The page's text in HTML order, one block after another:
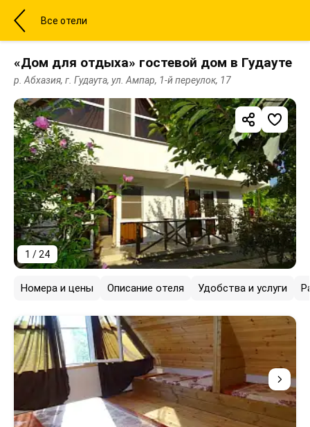
Все отели
«Дом для отдыха» гостевой дом в Гудауте
р. Абхазия, г. Гудаута, ул. Ампар, 1-й переулок, 17
1 / 24
Номера и цены Описание отеля Удобства и услуги